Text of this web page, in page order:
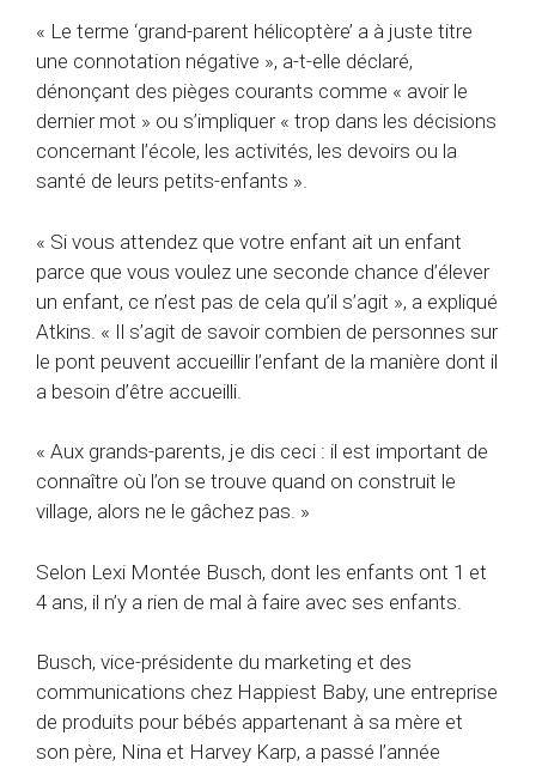
« Le terme ‘grand-parent hélicoptère’ a à juste titre
une connotation négative », a-t-elle déclaré,
dénonçant des pièges courants comme « avoir le
dernier mot » ou s’impliquer « trop ​​dans les décisions
concernant l’école, les activités, les devoirs ou la
santé de leurs petits-enfants ».
« Si vous attendez que votre enfant ait un enfant
parce que vous voulez une seconde chance d’élever
un enfant, ce n’est pas de cela qu’il s’agit », a expliqué
Atkins. « Il s’agit de savoir combien de personnes sur
le pont peuvent accueillir l’enfant de la manière dont il
a besoin d’être accueilli.
« Aux grands-parents, je dis ceci : il est important de
connaître où l’on se trouve quand on construit le
village, alors ne le gâchez pas. »
Selon Lexi Montée Busch, dont les enfants ont 1 et
4 ans, il n’y a rien de mal à faire avec ses enfants.
Busch, vice-présidente du marketing et des
communications chez Happiest Baby, une entreprise
de produits pour bébés appartenant à sa mère et
son père, Nina et Harvey Karp, a passé l’année